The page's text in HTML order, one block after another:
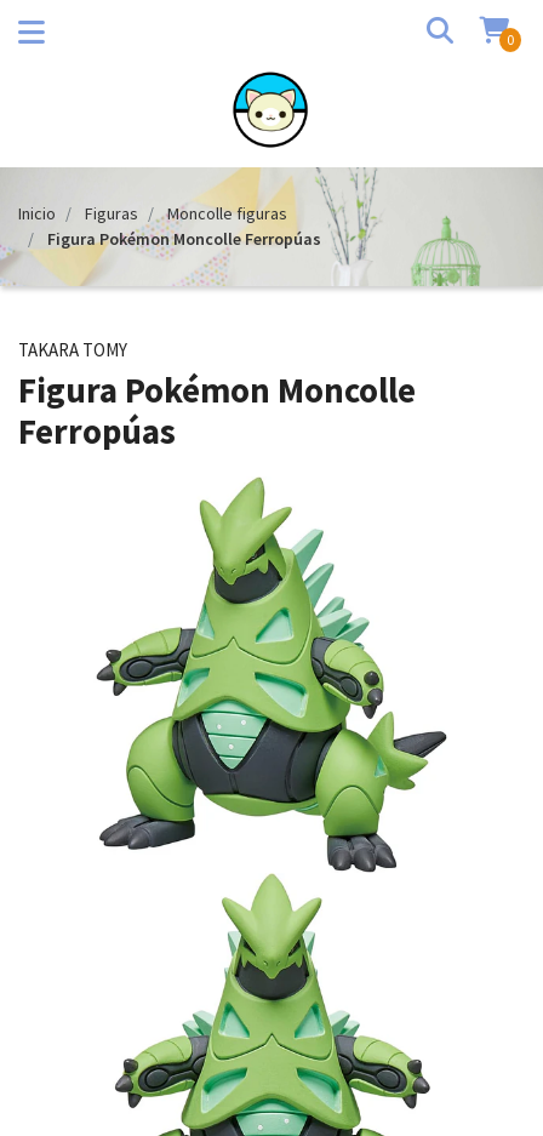
0
Inicio Figuras
Moncolle figuras
Figura Pokémon Moncolle Ferropúas
TAKARA TOMY
Figura Pokémon Moncolle
Ferropúas